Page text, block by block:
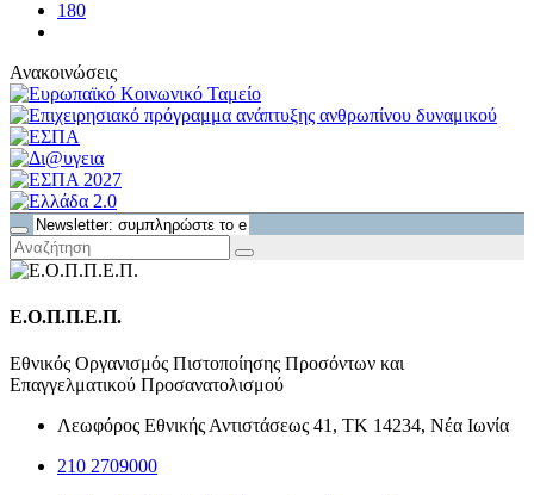
180
Ανακοινώσεις
Ε.Ο.Π.Π.Ε.Π.
Εθνικός Οργανισμός Πιστοποίησης Προσόντων και
Επαγγελματικού Προσανατολισμού
Λεωφόρος Εθνικής Αντιστάσεως 41, ΤΚ 14234, Νέα Ιωνία
210 2709000